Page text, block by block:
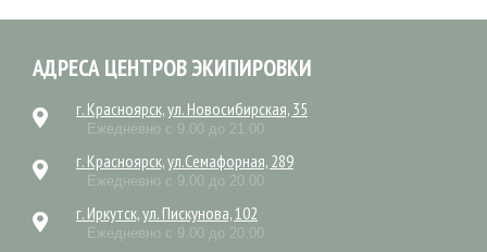
АДРЕСА ЦЕНТРОВ ЭКИПИРОВКИ
г. Красноярск, ул. Новосибирская, 35
Ежедневно с 9.00 до 21.00
г. Красноярск, ул.Семафорная, 289
Ежедневно с 9.00 до 20.00
г. Иркутск, ул. Пискунова, 102
Ежедневно с 9.00 до 20.00